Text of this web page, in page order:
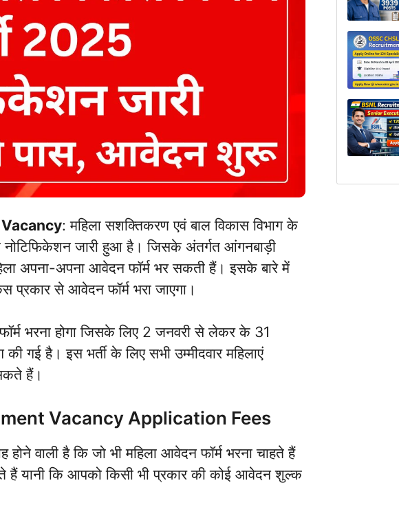
: महिला सशक्तिकरण एवं बाल विकास विभाग के
नोटिफिकेशन जारी हुआ है। जिसके अंतर्गत आंगनबाड़ी
अपना-अपना आवेदन फॉर्म भर सकती हैं। इसके बारे में
से आवेदन फॉर्म भरा जाएगा।
भरना होगा जिसके लिए 2 जनवरी से लेकर के 31
गई है। इस भर्ती के लिए सभी उम्मीदवार महिलाएं
हैं।
Vacancy Application Fees
वाली है कि जो भी महिला आवेदन फॉर्म भरना चाहते हैं
यानी कि आपको किसी भी प्रकार की कोई आवेदन शुल्क